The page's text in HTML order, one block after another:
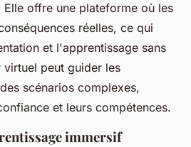
offre une plateforme où les
réelles, ce qui
et l'apprentissage sans
virtuel peut guider les
scénarios complexes,
et leurs compétences.
immersif